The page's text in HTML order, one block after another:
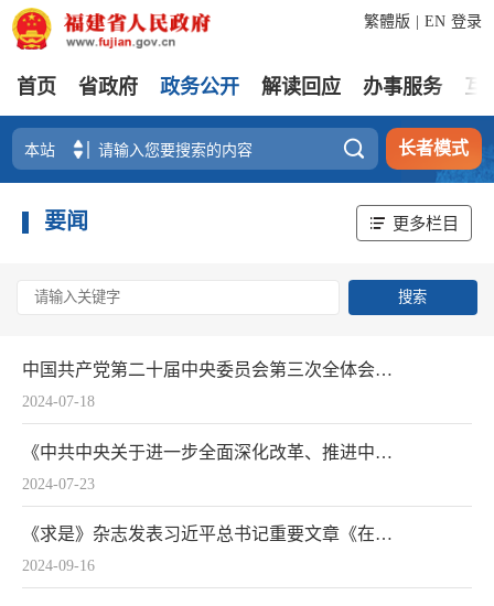
登录
繁體版 EN
首页 省政府 政务公开 解读回应 办事服务 互
 长者模式
要闻 更多栏目
2024-07-18
中国共产党第二十届中央委员会第三次全体会议公报
2024-07-23
《中共中央关于进一步全面深化改革、推进中国式现代化的决定》诞生记
2024-09-16
《求是》杂志发表习近平总书记重要文章《在党的二十届三中全会第二次全体会议上的讲话》